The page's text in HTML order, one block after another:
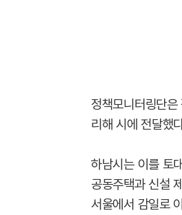
정책모니터링단
리해 시에 전달했
하남시는 이를 토
공동주택과 신설
서울에서 감일로